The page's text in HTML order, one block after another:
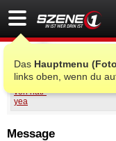
Das Hauptmenu
links oben, wenn du
Message